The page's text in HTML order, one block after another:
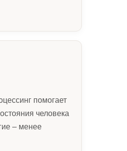
помогает
человека
– менее